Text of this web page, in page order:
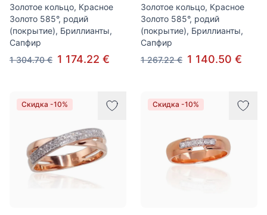
Золотое кольцо, Красное
Золото 585°, родий
(покрытие), Бриллианты,
Сапфир
1 304.70 € 1 174.22 €
Золотое кольцо, Красное
Золото 585°, родий
(покрытие), Бриллианты,
Сапфир
1 267.22 € 1 140.50 €
Скидка -10% Скидка -10%